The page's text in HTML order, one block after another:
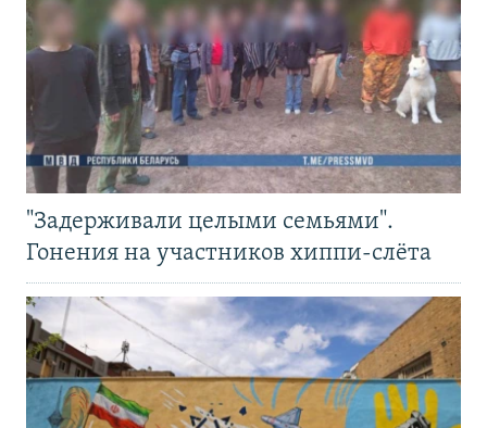
"Задерживали целыми семьями".
Гонения на участников хиппи-слёта